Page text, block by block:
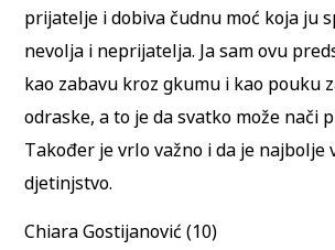
prijatelje i dobiva čudnu moć koja ju
nevolja i neprijatelja. Ja sam ovu
kao zabavu kroz gkumu i kao pouku
odraske, a to je da svatko može nači
Također je vrlo važno i da je najbolje
djetinjstvo.
Chiara Gostijanović (10)